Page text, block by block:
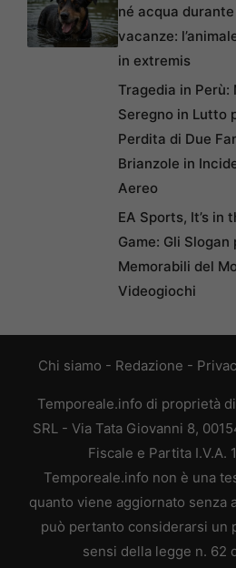
né acqua
vacanze:
in extremis
Tragedia in Perù:
Seregno in Lutto
Perdita di Due
Brianzole in
Aereo
EA Sports, It’s in
Game: Gli Slogan
Memorabili del
Videogiochi
Chi siamo - Redazione -
Temporeale.info di proprietà di
SRL - Via Tata Giovanni 8,
Fiscale e Partita I.V.A.
Temporeale.info non è una
quanto viene aggiornato senza
può pertanto considerarsi un
sensi della legge n. 62